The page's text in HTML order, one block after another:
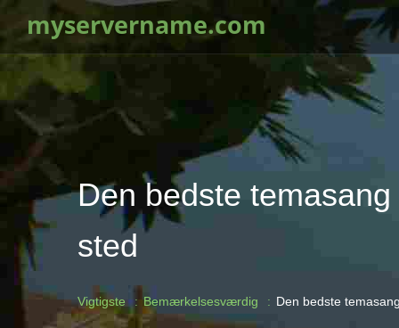
myservername.com
Den bedste
sted
Vigtigste Bemærkelsesværdig Den bedste